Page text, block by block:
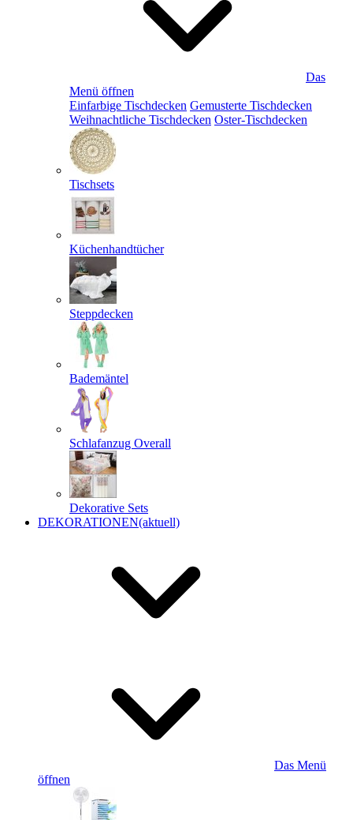
Das
Menü öffnen
Einfarbige Tischdecken Gemusterte Tischdecken
Weihnachtliche Tischdecken Oster-Tischdecken
Tischsets
Küchenhandtücher
Steppdecken
Bademäntel
Schlafanzug Overall
Dekorative Sets
DEKORATIONEN(aktuell)
Das Menü
öffnen